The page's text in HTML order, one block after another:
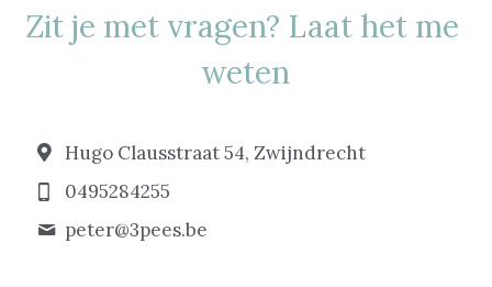
Zit je met vragen? Laat het me
weten
Hugo Clausstraat 54, Zwijndrecht
0495284255
peter@3pees.be